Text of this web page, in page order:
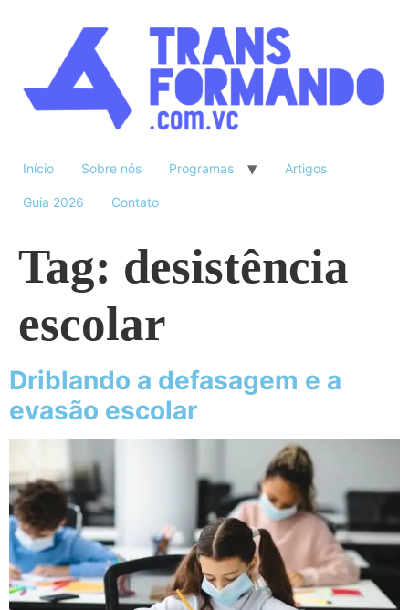
Início Sobre nós Programas Artigos
Guia 2026 Contato
Tag: desistência
escolar
Driblando a defasagem e a
evasão escolar